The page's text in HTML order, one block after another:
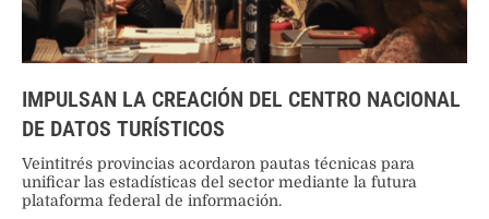
IMPULSAN LA CREACIÓN DEL CENTRO NACIONAL
DE DATOS TURÍSTICOS
Veintitrés provincias acordaron pautas técnicas para
unificar las estadísticas del sector mediante la futura
plataforma federal de información.